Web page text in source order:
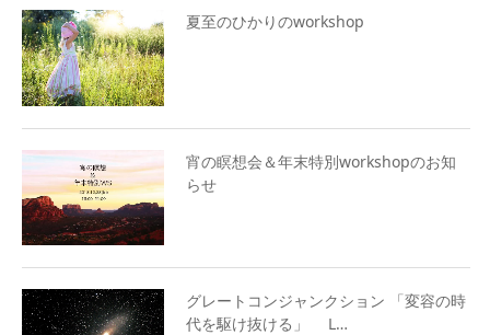
夏至のひかりのworkshop
宵の瞑想会＆年末特別workshopのお知
らせ
グレートコンジャンクション 「変容の時
代を駆け抜ける」 L…